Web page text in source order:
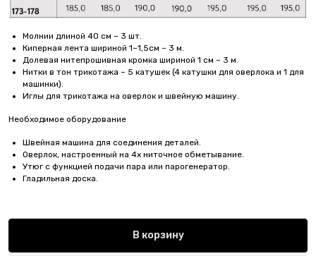
Молнии длиной 40 см – 3 шт.
Киперная лента шириной 1–1,5см – 3 м.
Долевая нитепрошивная кромка шириной 1 см – 3 м.
Нитки в тон трикотажа – 5 катушек (4 катушки для оверлока и 1 для
машинки).
Иглы для трикотажа на оверлок и швейную машину.
Необходимое оборудование
Швейная машина для соединения деталей.
Оверлок, настроенный на 4х ниточное обметывание.
Утюг с функцией подачи пара или парогенератор.
Гладильная доска.
В корзину